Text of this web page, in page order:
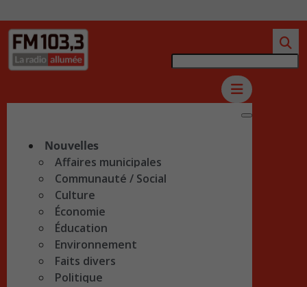
Nouvelles
Affaires municipales
Communauté / Social
Culture
Économie
Éducation
Environnement
Faits divers
Politique